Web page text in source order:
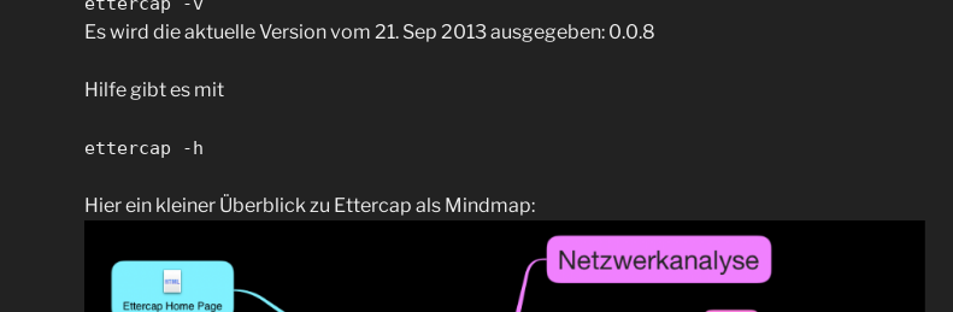
Es wird die aktuelle Version vom 21. Sep 2013 ausgegeben: 0.0.8
Hilfe gibt es mit
ettercap -h
Hier ein kleiner Überblick zu Ettercap als Mindmap: